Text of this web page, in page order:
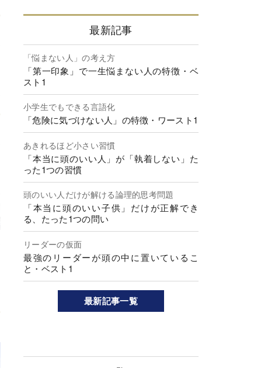
最新記事
「悩まない人」の考え方
「第一印象」で一生悩まない人の特徴・ベ
スト1
小学生でもできる言語化
「危険に気づけない人」の特徴・ワースト1
あきれるほど小さい習慣
「本当に頭のいい人」が「執着しない」た
った1つの習慣
頭のいい人だけが解ける論理的思考問題
「本当に頭のいい子供」だけが正解でき
る、たった1つの問い
リーダーの仮面
最強のリーダーが頭の中に置いているこ
と・ベスト1
最新記事一覧